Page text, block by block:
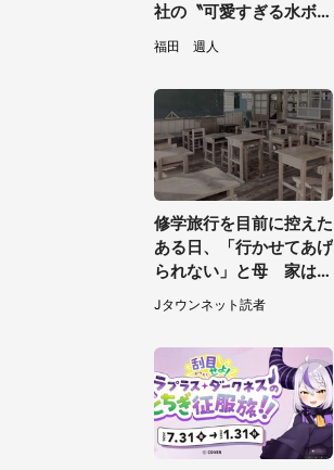
社の〝可愛すぎる水ボト
ル〟が人気
福田 週人
修学旅行を目前に控えた
ある日、「行かせてあげ
られない」と母 家は貧
しく、私は納得したけれ
ど...（北海道・70代以
Jタウンネット読者